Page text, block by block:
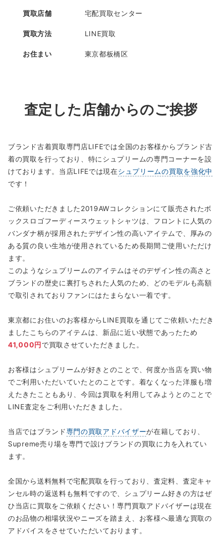
買取店舗 宅配買取センター
買取方法 LINE買取
お住まい 東京都板橋区
査定した店舗からのご挨拶
ブランド古着買取専門店LIFEでは全国のお客様からブランド古
着の買取を行っており、特にシュプリームの専門コーナーを設
けております。当店LIFEでは現在シュプリームの買取を強化中
です！
ご依頼いただきました2019AWコレクションにて販売されたボ
ックスロゴフーディースウェットシャツは、フロントに人気の
バンダナ柄が採用されたデザイン性の高いアイテムで、厚みの
ある質の良い生地が使用されているため長期間ご使用いただけ
ます。
このようなシュプリームのアイテムはそのデザイン性の高さと
ブランドの歴史に裏打ちされた人気のため、どのモデルも高額
で取引されておりファンにはたまらない一着です。
東京都にお住いのお客様からLINE買取を通じてご依頼いただき
ましたこちらのアイテムは、新品に近い状態であったため
41,000円で買取させていただきました。
お客様はシュプリームが好きとのことで、何度か当店を買い物
でご利用いただいていたとのことです。着なくなった洋服も増
えたきたこともあり、今回は買取を利用してみようとのことで
LINE査定をご利用いただきました。
当店ではブランド専門の買取アドバイザーが在籍しており、
Supreme売り場を専門で設けブランドの買取に力を入れてい
ます。
全国から送料無料で宅配買取を行っており、査定料、査定キャ
ンセル時の返送料も無料ですので、シュプリーム好きの方はぜ
ひ当店に買取をご依頼ください！専門買取アドバイザーは現在
のお品物の相場状況やニーズを踏まえ、お客様へ最適な買取の
アドバイスをさせていただいております。